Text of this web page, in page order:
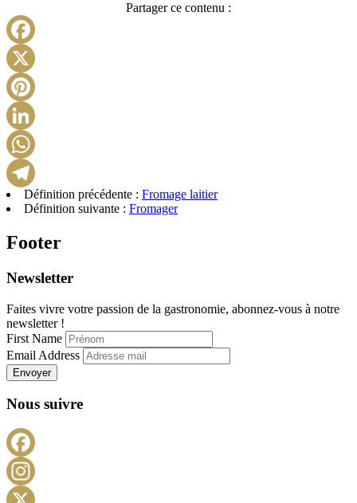
Partager ce contenu :
Telegram
Définition précédente : Fromage laitier
Définition suivante : Fromager
Footer
Newsletter
Faites vivre votre passion de la gastronomie, abonnez-vous à notre
newsletter !
First Name
Email Address
Envoyer
Nous suivre